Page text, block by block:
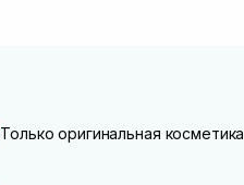
Только оригинальная косметика